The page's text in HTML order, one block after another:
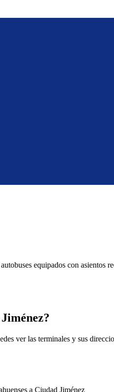
equipados con
ver las terminales y sus
a Ciudad Jiménez